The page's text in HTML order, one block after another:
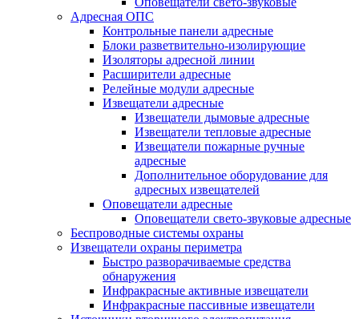
Адресная ОПС
Контрольные панели адресные
Блоки разветвительно-изолирующие
Изоляторы адресной линии
Расширители адресные
Релейные модули адресные
Извещатели адресные
Извещатели дымовые адресные
Извещатели тепловые адресные
Извещатели пожарные ручные
адресные
Дополнительное оборудование для
адресных извещателей
Оповещатели адресные
Оповещатели свето-звуковые адресные
Беспроводные системы охраны
Извещатели охраны периметра
Быстро разворачиваемые средства
обнаружения
Инфракрасные активные извещатели
Инфракрасные пассивные извещатели